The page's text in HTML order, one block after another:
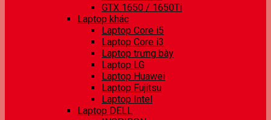
GTX 1650 / 1650Ti
Laptop khác
Laptop Core i5
Laptop Core i3
Laptop trưng bày
Laptop LG
Laptop Huawei
Laptop Fujitsu
Laptop Intel
Laptop DELL